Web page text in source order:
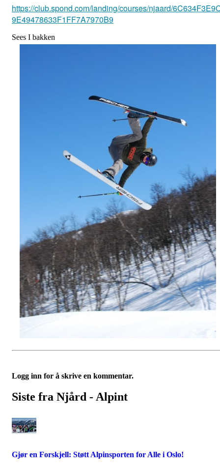
https://club.spond.com/landing/courses/njaard/
9E49478633F1FF7A7970B9
Sees I bakken
Logg inn for å skrive en kommentar.
Siste fra Njård - Alpint
Gjør en Forskjell: Støtt Alpinsporten for Alle i Oslo!